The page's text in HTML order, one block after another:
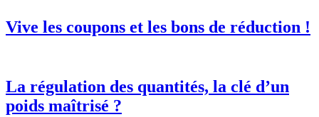
Vive les coupons et les bons de réduction !
La régulation des quantités, la clé d’un
poids maîtrisé ?